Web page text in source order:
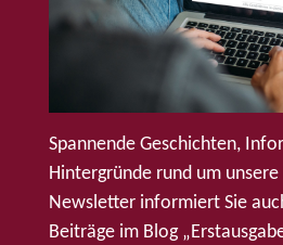
Spannende Geschichten,
Hintergründe rund um
Newsletter informiert Sie
Beiträge im Blog